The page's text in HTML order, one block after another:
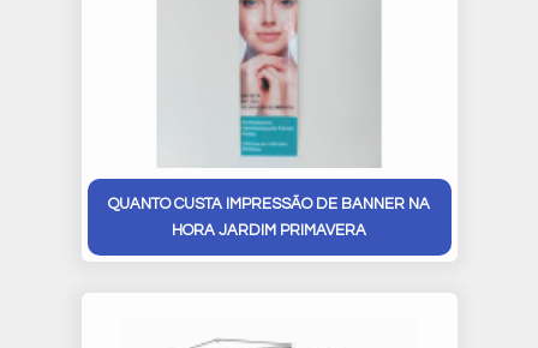
QUANTO CUSTA IMPRESSÃO DE BANNER NA
HORA JARDIM PRIMAVERA